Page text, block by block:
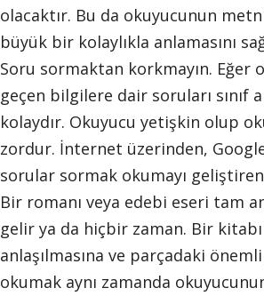
olacaktır. Bu da okuyucunun
büyük bir kolaylıkla anlamasını
Soru sormaktan korkmayın. Eğer
geçen bilgilere dair soruları sınıf
kolaydır. Okuyucu yetişkin olup
zordur. İnternet üzerinden,
sorular sormak okumayı
Bir romanı veya edebi eseri tam
gelir ya da hiçbir zaman. Bir
anlaşılmasına ve parçadaki
okumak aynı zamanda